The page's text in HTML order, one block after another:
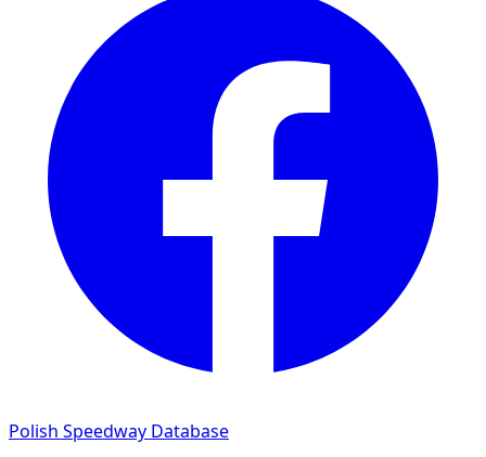
Polish Speedway Database